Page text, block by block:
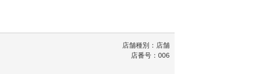
店舗種別：店舗
店番号：006